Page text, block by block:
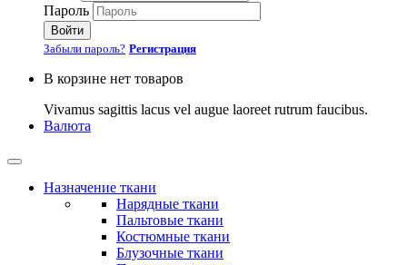
Пароль
Войти
Забыли пароль? Регистрация
В корзине нет товаров
Vivamus sagittis lacus vel augue laoreet rutrum faucibus.
Валюта
Назначение ткани
Нарядные ткани
Пальтовые ткани
Костюмные ткани
Блузочные ткани